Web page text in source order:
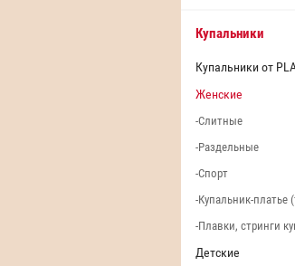
Купальники
Купальники от
Женские
Слитные
Раздельные
Спорт
Купальник-платье
Плавки, стринги
Детские